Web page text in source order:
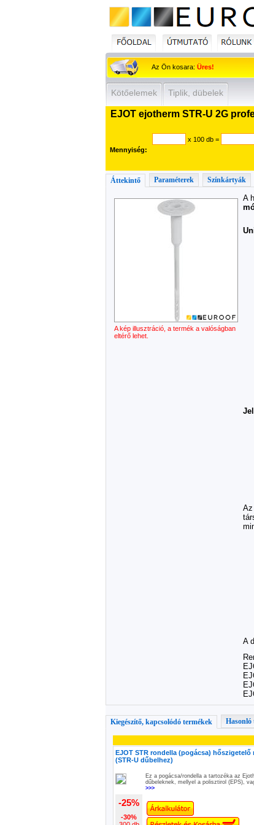
Az Ön kosara: Üres!
Kötőelemek Tiplik, dübelek
EJOT ejotherm STR-U 2G
Mennyiség:
x 100 db =
Áttekintő Paraméterek Színkártyák
A kép illusztráció, a termék a valóságban
eltérő lehet.
A
Az
A
Kiegészítő, kapcsolódó termékek Hasonló
EJOT STR rondella (pogácsa) hőszigetelő
(STR-U dűbelhez)
Ez a pogácsa/rondella a tartozéka az
dűbeleknek, mellyel a polisztirol (EPS),
>>>
-25%
-30%